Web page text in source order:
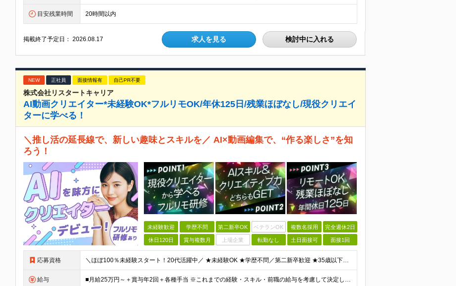
目安残業時間 20時間以内
掲載終了予定日：2026.08.17 求人を見る 検討中に入れる
NEW 正社員 面接情報有 自己PR不要
株式会社リスタートキャリア
AI動画クリエイター*未経験OK*フルリモOK/年休125日/残業ほぼなし/現役クリエイ
ターに学べる！
＼推し活の延長線で、新しい趣味とスキルを／ AI×動画編集で、“作る楽しさ”を知
ろう！
未経験歓迎 学歴不問 第二新卒OK ベテランOK 複数名採用 完全週休2日
休日120日 賞与複数月 上場企業 転勤なし 土日面接可 面接1回
応募資格 ＼ほぼ100％未経験スタート！20代活躍中／ ★未経験OK ★学歴不問／第二新卒歓迎 ★35歳以下の方（若年層の長期キャリア形成を図るため） ＜こんな方は大歓迎！＞ ・YouTubeやTikTokな
給与 ■月給25万円～＋賞与年2回＋各種手当 ※これまでの経験・スキル・前職の給与を考慮して決定します ※上記には、固定残業代（月20時間分／32,500円～）が含まれます ＜研修期間（7ヶ月～最大10ヶ